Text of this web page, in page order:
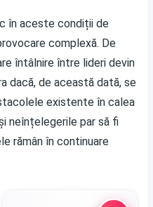
în aceste condiții de
complexă. De
întâlnire între lideri devin
dacă, de această dată, se
existente în calea
neînțelegerile par să fi
rămân în continuare